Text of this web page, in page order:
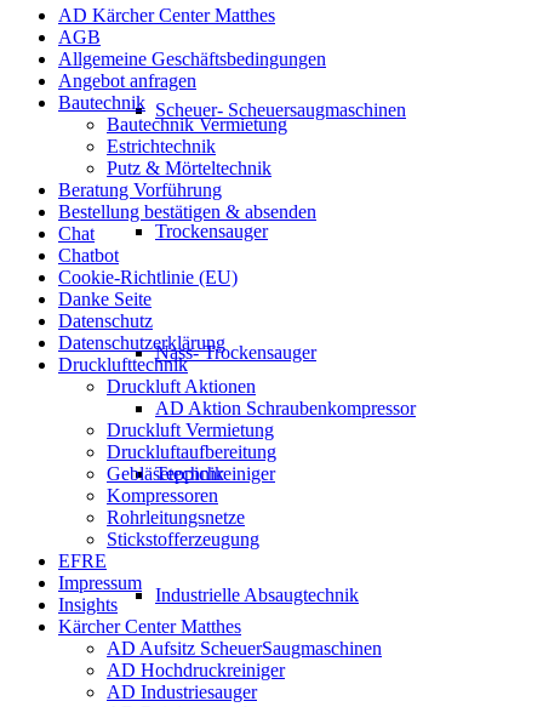
Scheuer- Scheuersaugmaschinen
Trockensauger
Nass- Trockensauger
Teppichreiniger
Industrielle Absaugtechnik
AD Kärcher Center Matthes
AGB
Allgemeine Geschäftsbedingungen
Angebot anfragen
Bautechnik
Bautechnik Vermietung
Estrichtechnik
Putz & Mörteltechnik
Beratung Vorführung
Bestellung bestätigen & absenden
Chat
Chatbot
Cookie-Richtlinie (EU)
Danke Seite
Datenschutz
Datenschutzerklärung
Drucklufttechnik
Druckluft Aktionen
AD Aktion Schraubenkompressor
Druckluft Vermietung
Druckluftaufbereitung
Gebläsetechnik
Kompressoren
Rohrleitungsnetze
Stickstofferzeugung
EFRE
Impressum
Insights
Kärcher Center Matthes
AD Aufsitz ScheuerSaugmaschinen
AD Hochdruckreiniger
AD Industriesauger